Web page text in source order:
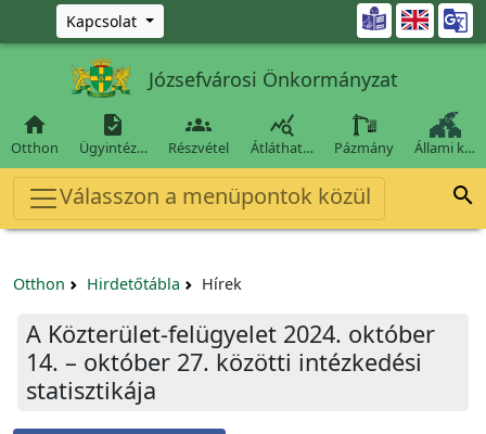
Ugrás a fő tartalomra
Kapcsolat 
Józsefvárosi Önkormányzat

Otthon

Ügyintéz…

Részvétel

Átláthat… Pázmány Állami k…
Válasszon a menüpontok közül 
Otthon Hirdetőtábla Hírek
A Közterület-felügyelet 2024. október
14. – október 27. közötti intézkedési
statisztikája